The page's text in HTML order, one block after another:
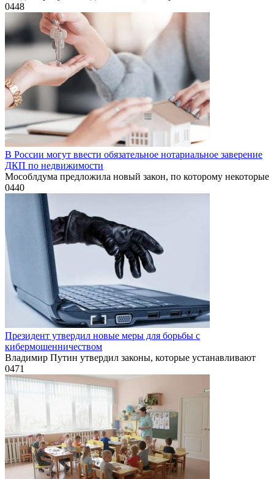
0448
В России могут ввести обязательное нотариальное заверение
ДКП по недвижимости
Мособлдума предложила новый закон, по которому некоторые
0440
Президент утвердил новые меры для борьбы с
кибермошенничеством
Владимир Путин утвердил законы, которые устанавливают
0471